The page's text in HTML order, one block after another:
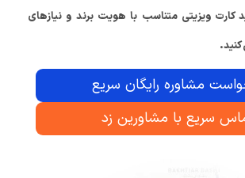
کارت ویزیتی متناسب با هویت برند و نیازهای
مشاوره رایگان سریع
سریع با مشاورین زد